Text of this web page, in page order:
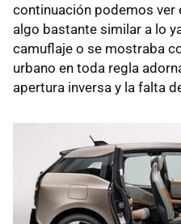
continuación podemos ver
algo bastante similar a lo
camuflaje o se mostraba
urbano en toda regla
apertura inversa y la falta